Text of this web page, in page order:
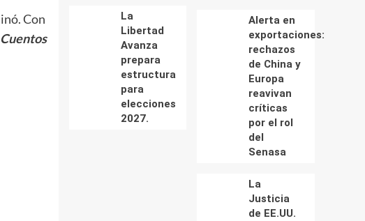
Con
Cuentos
La
Libertad
Avanza
prepara
estructura
para
elecciones
2027.
Alerta en
exportaciones:
rechazos
de China y
Europa
reavivan
críticas
por el rol
del
Senasa
La
Justicia
de EE.UU.